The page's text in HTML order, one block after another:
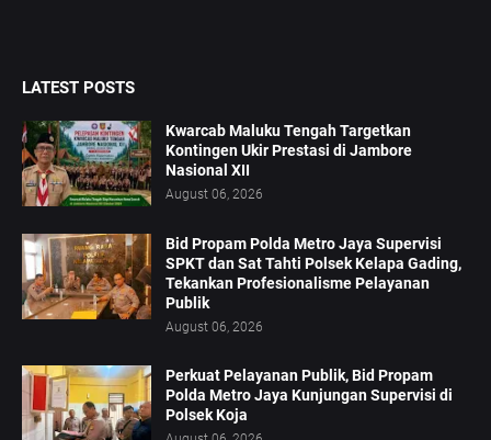
LATEST POSTS
Kwarcab Maluku Tengah Targetkan
Kontingen Ukir Prestasi di Jambore
Nasional XII
August 06, 2026
Bid Propam Polda Metro Jaya Supervisi
SPKT dan Sat Tahti Polsek Kelapa Gading,
Tekankan Profesionalisme Pelayanan
Publik
August 06, 2026
Perkuat Pelayanan Publik, Bid Propam
Polda Metro Jaya Kunjungan Supervisi di
Polsek Koja